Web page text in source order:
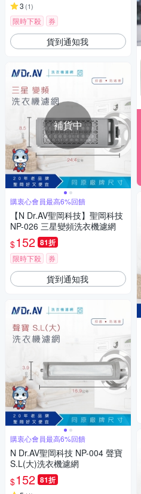
3 (1)
限時下殺 券
貨到通知我
補貨中
購衷心會員最高6%回饋
【N Dr.AV聖岡科技】聖岡科技
NP-026 三星變頻洗衣機濾網
$152 81折
限時下殺 券
貨到通知我
購衷心會員最高6%回饋
N Dr.AV聖岡科技 NP-004 聲寶
S.L(大)洗衣機濾網
$152 81折